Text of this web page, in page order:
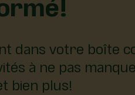
dans votre boîte
à ne pas
bien plus!